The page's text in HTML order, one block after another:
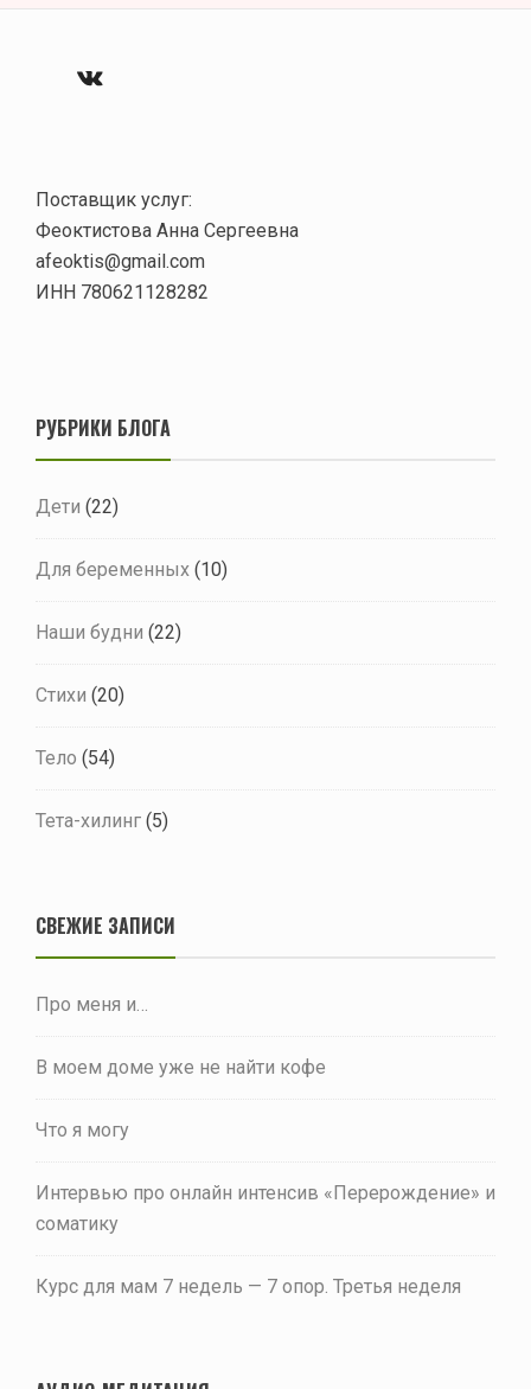
VK
Поставщик услуг:
Феоктистова Анна Сергеевна
afeoktis@gmail.com
ИНН 780621128282
РУБРИКИ БЛОГА
Дети (22)
Для беременных (10)
Наши будни (22)
Стихи (20)
Тело (54)
Тета-хилинг (5)
СВЕЖИЕ ЗАПИСИ
Про меня и…
В моем доме уже не найти кофе
Что я могу
Интервью про онлайн интенсив «Перерождение» и
соматику
Курс для мам 7 недель — 7 опор. Третья неделя